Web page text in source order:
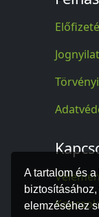
A tartalom és
elemzéséhez